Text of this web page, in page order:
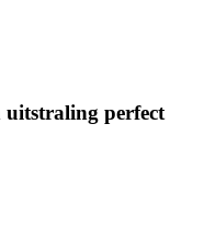
uitstraling perfect